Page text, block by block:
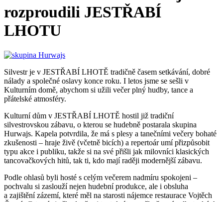
rozproudili JESTŘABÍ
LHOTU
Silvestr je v JESTŘABÍ LHOTĚ tradičně časem setkávání, dobré
nálady a společné oslavy konce roku. I letos jsme se sešli v
Kulturním domě, abychom si užili večer plný hudby, tance a
přátelské atmosféry.
Kulturní dům v JESTŘABÍ LHOTĚ hostil již tradiční
silvestrovskou zábavu, o kterou se hudebně postarala skupina
Hurwajs. Kapela potvrdila, že má s plesy a tanečními večery bohaté
zkušenosti – hraje živě (včetně bicích) a repertoár umí přizpůsobit
typu akce i publiku, takže si na své přišli jak milovníci klasických
tancovačkových hitů, tak ti, kdo mají raději modernější zábavu.
Podle ohlasů byli hosté s celým večerem nadmíru spokojeni –
pochvalu si zaslouží nejen hudební produkce, ale i obsluha
a zajištění zázemí, které měl na starosti nájemce restaurace Vojtěch